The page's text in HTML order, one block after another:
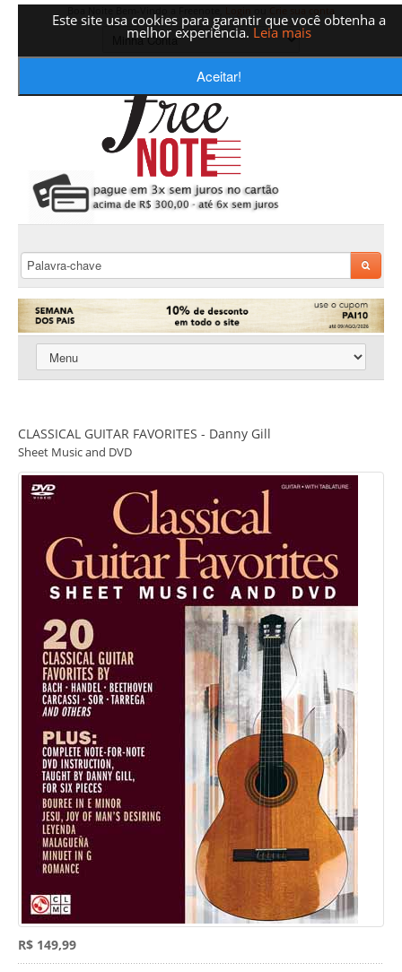
Este site usa cookies para garantir que você obtenha a
melhor experiência. Leia mais
Aceitar!
CLASSICAL GUITAR FAVORITES - Danny Gill
Sheet Music and DVD
R$ 149,99